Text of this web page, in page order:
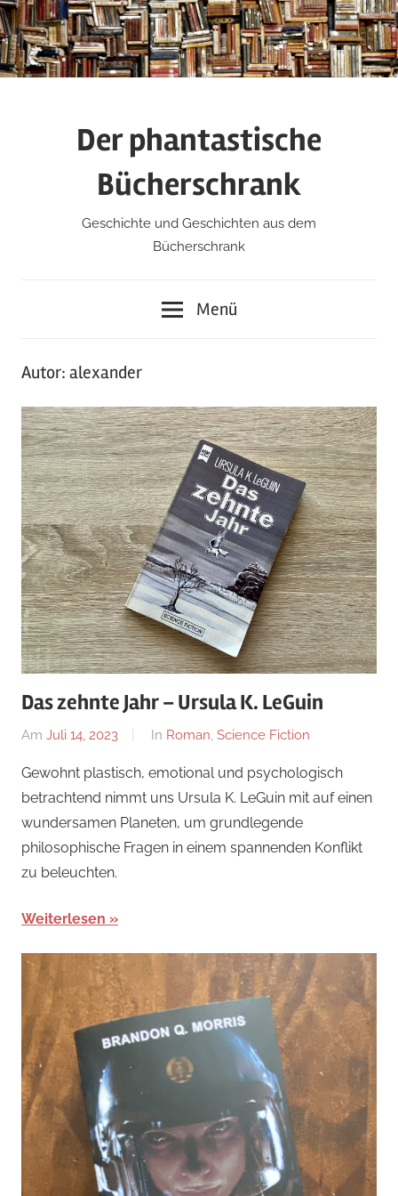
Zum
Inhalt
springen
Der phantastische
Bücherschrank
Geschichte und Geschichten aus dem
Bücherschrank
Menü
Autor: alexander
Das zehnte Jahr – Ursula K. LeGuin
Am Juli 14, 2023
Von
In Roman, Science Fiction
Gewohnt plastisch, emotional und psychologisch
betrachtend nimmt uns Ursula K. LeGuin mit auf einen
wundersamen Planeten, um grundlegende
philosophische Fragen in einem spannenden Konflikt
zu beleuchten.
Weiterlesen